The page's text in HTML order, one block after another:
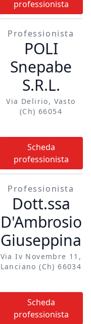
professionista
Professionista
POLI
Snepabe
S.R.L.
Via Delirio, Vasto
(ch) 66054
Scheda
professionista
Professionista
Dott.ssa
D'Ambrosio
Giuseppina
Via Iv Novembre 11,
Lanciano (ch) 66034
Scheda
professionista